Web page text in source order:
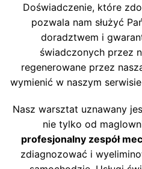
Doświadczenie, które
pozwala nam służyć
doradztwem i
świadczonych przez
regenerowane przez
wymienić w naszym
Nasz warsztat uznawany
nie tylko od
profesjonalny zespół
zdiagnozować i